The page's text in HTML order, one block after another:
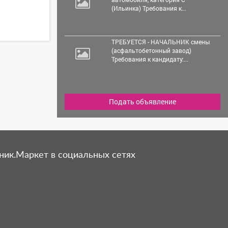
(Ильинка) Требования к...
ТРЕБУЕТСЯ - НАЧАЛЬНИК смены
(асфальтобетонный завод)
Требования к кандидату:...
Подать объявление
в социальных сетях